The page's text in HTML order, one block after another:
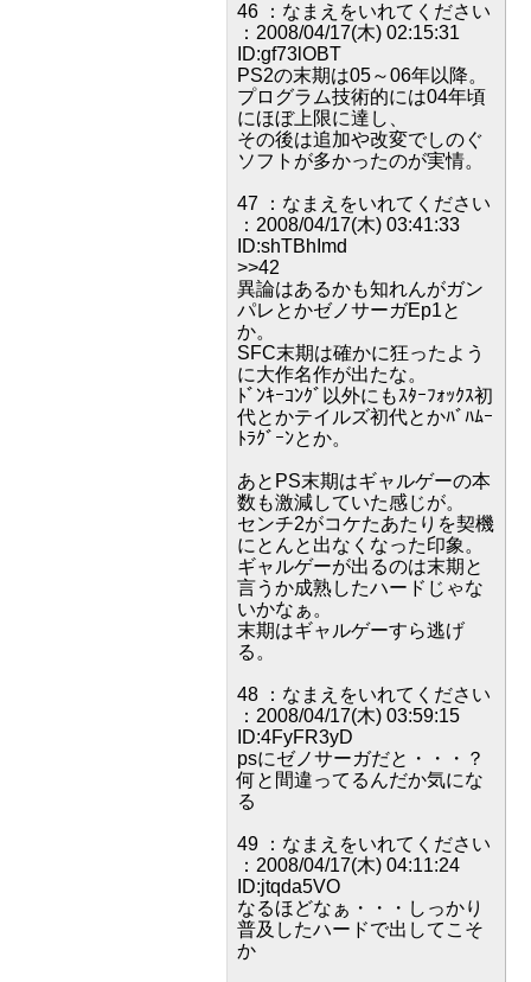
46 ：なまえをいれてください
：2008/04/17(木) 02:15:31
ID:gf73lOBT
PS2の末期は05～06年以降。
プログラム技術的には04年頃
にほぼ上限に達し、
その後は追加や改変でしのぐ
ソフトが多かったのが実情。
47 ：なまえをいれてください
：2008/04/17(木) 03:41:33
ID:shTBhImd
>>42
異論はあるかも知れんがガン
パレとかゼノサーガEp1と
か。
SFC末期は確かに狂ったよう
に大作名作が出たな。
ﾄﾞﾝｷｰｺﾝｸﾞ以外にもｽﾀｰﾌｫｯｸｽ初
代とかテイルズ初代とかﾊﾞﾊﾑｰ
ﾄﾗｸﾞｰﾝとか。
あとPS末期はギャルゲーの本
数も激減していた感じが。
センチ2がコケたあたりを契機
にとんと出なくなった印象。
ギャルゲーが出るのは末期と
言うか成熟したハードじゃな
いかなぁ。
末期はギャルゲーすら逃げ
る。
48 ：なまえをいれてください
：2008/04/17(木) 03:59:15
ID:4FyFR3yD
psにゼノサーガだと・・・？
何と間違ってるんだか気にな
る
49 ：なまえをいれてください
：2008/04/17(木) 04:11:24
ID:jtqda5VO
なるほどなぁ・・・しっかり
普及したハードで出してこそ
か